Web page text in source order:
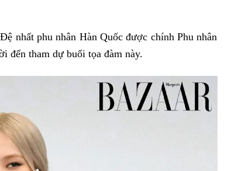
nhất phu nhân Hàn Quốc được chính Phu nhân
đến tham dự buổi tọa đàm này.